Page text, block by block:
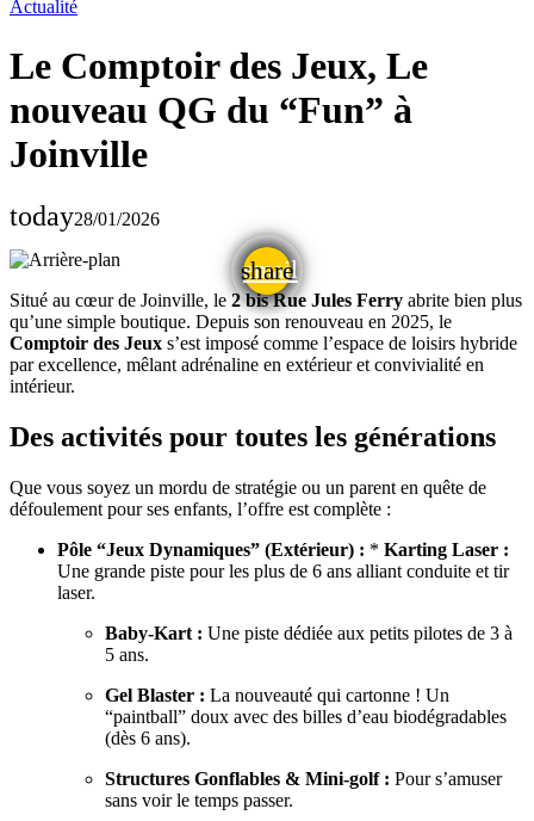
Actualité
Le Comptoir des Jeux, Le
nouveau QG du “Fun” à
Joinville
today28/01/2026
share
email
Situé au cœur de Joinville, le 2 bis Rue Jules Ferry abrite bien plus
qu’une simple boutique. Depuis son renouveau en 2025, le
Comptoir des Jeux s’est imposé comme l’espace de loisirs hybride
par excellence, mêlant adrénaline en extérieur et convivialité en
intérieur.
Des activités pour toutes les générations
Que vous soyez un mordu de stratégie ou un parent en quête de
défoulement pour ses enfants, l’offre est complète :
Pôle “Jeux Dynamiques” (Extérieur) : * Karting Laser :
Une grande piste pour les plus de 6 ans alliant conduite et tir
laser.
Baby-Kart : Une piste dédiée aux petits pilotes de 3 à
5 ans.
Gel Blaster : La nouveauté qui cartonne ! Un
“paintball” doux avec des billes d’eau biodégradables
(dès 6 ans).
Structures Gonflables & Mini-golf : Pour s’amuser
sans voir le temps passer.